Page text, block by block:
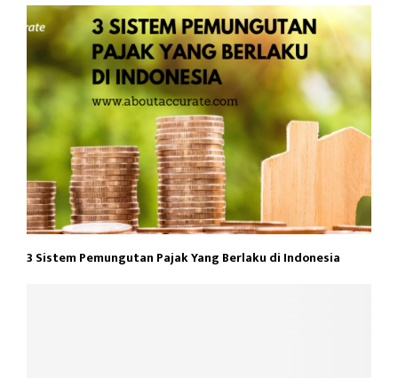
3 Sistem Pemungutan Pajak Yang Berlaku di Indonesia